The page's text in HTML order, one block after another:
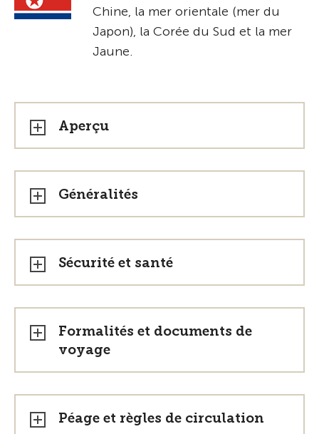
Chine, la mer orientale (mer du
Japon), la Corée du Sud et la mer
Jaune.
Aperçu
Généralités
Sécurité et santé
Formalités et documents de
voyage
Péage et règles de circulation